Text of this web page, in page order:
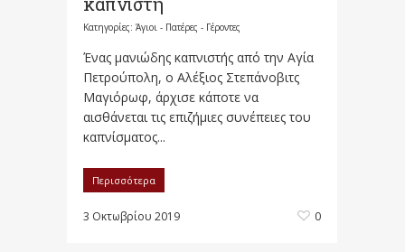
Κατηγορίες: Άγιοι - Πατέρες - Γέροντες
Ένας μανιώδης καπνιστής από την Αγία
Πετρούπολη, ο Αλέξιος Στεπάνοβιτς
Μαγιόρωφ, άρχισε κάποτε να
αισθάνεται τις επιζήμιες συνέπειες του
καπνίσματος...
Περισσότερα
3 Οκτωβρίου 2019 0